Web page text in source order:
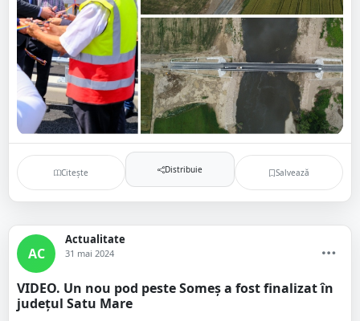
Citește Distribuie Salvează
AC
Actualitate
31 mai 2024
VIDEO. Un nou pod peste Someș a fost finalizat în
județul Satu Mare